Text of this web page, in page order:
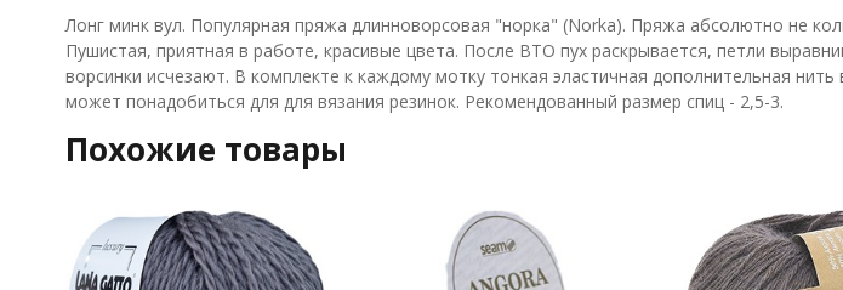
Лонг минк вул. Популярная пряжа длинноворсовая "норка" (Norka). Пряжа абсолютно не
Пушистая, приятная в работе, красивые цвета. После ВТО пух раскрывается, петли
ворсинки исчезают. В комплекте к каждому мотку тонкая эластичная дополнительная
может понадобиться для для вязания резинок. Рекомендованный размер спиц - 2,5-3.
Похожие товары